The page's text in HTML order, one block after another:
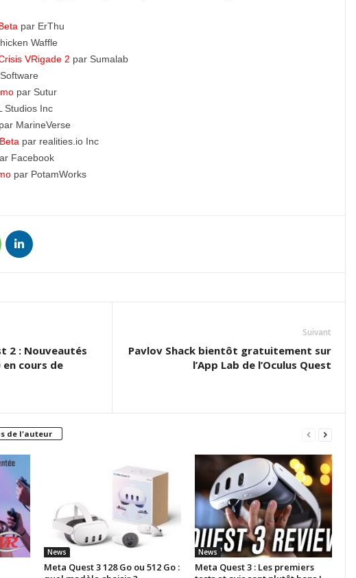
par ErThu
Waffle
VRigade 2 par Sumalab
par Sutur
Studios Inc
MarineVerse
par realities.io Inc
Facebook
par PotamWorks
2 : Nouveautés
en cours de
Suivant
Pavlov Shack bientôt gratuitement sur
l’App Lab de l’Oculus Quest
de l'auteur
News
Meta Quest 3 128 Go ou 512 Go :
News
Meta Quest 3 : Les premiers